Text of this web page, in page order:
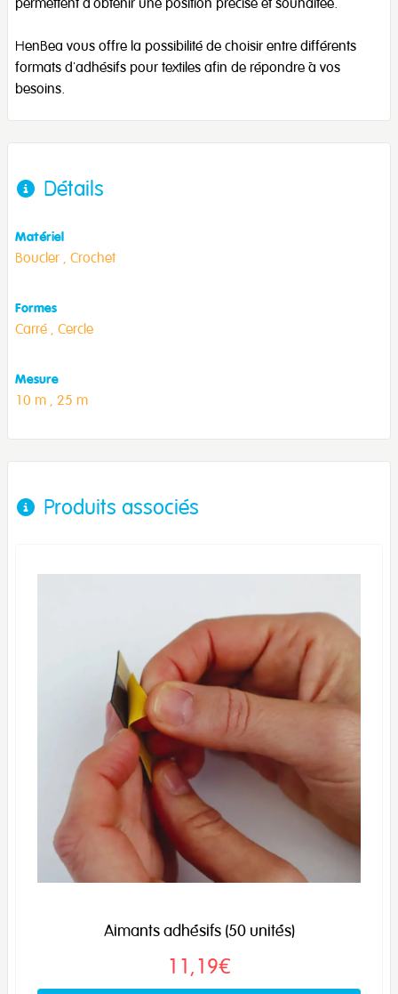
HenBea vous offre la possibilité de choisir entre différents
formats d'adhésifs pour textiles afin de répondre à vos
besoins.
Détails
Matériel
Boucler , Crochet
Formes
Carré , Cercle
Mesure
10 m , 25 m
Produits associés
Aimants adhésifs (50 unités)
11,19€